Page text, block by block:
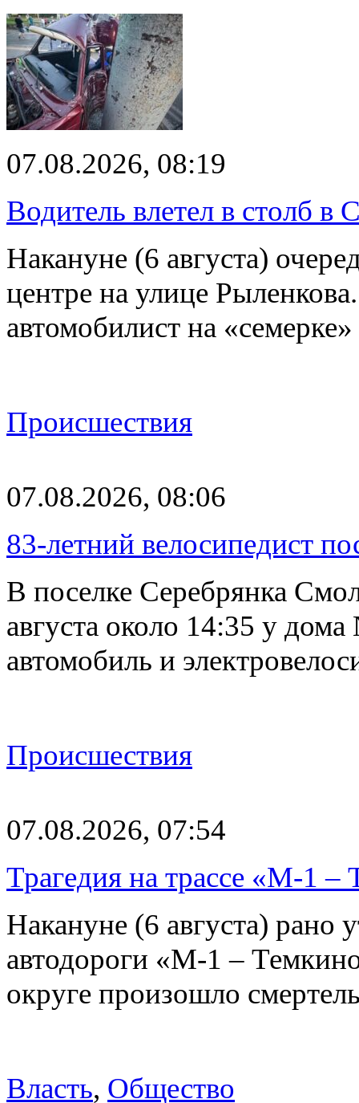
07.08.2026, 08:19
Водитель влетел в столб в
Накануне (6 августа)
центре на улице
автомобилист на
Происшествия
07.08.2026, 08:06
83-летний велосипедист
В поселке Серебрянка
августа около 14:35 у
автомобиль и
Происшествия
07.08.2026, 07:54
Трагедия на трассе «М-1 –
Накануне (6 августа) рано
автодороги «М-1 –
округе произошло
Власть, Общество